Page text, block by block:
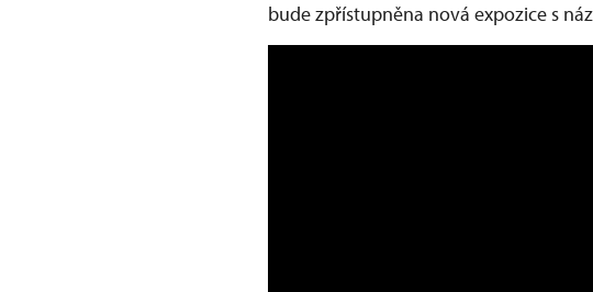
bude zpřístupněna nová expozice s